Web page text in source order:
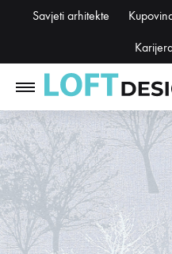
Savjeti arhitekte